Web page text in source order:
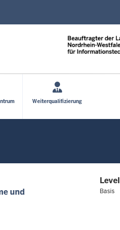
Weiterqualifizierung
und
Level
Basis